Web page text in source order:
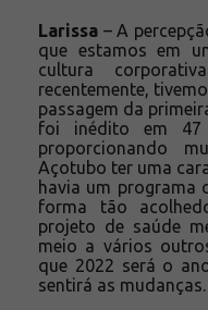
Larissa – A
que estamos em
cultura
recentemente,
passagem da
foi inédito em 47
proporcionando
Açotubo ter uma
havia um programa
forma tão
projeto de saúde
meio a vários
que 2022 será o
sentirá as mudanças.